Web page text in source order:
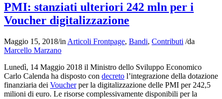
PMI: stanziati ulteriori 242 mln per i
Voucher digitalizzazione
Maggio 15, 2018/in Articoli Frontpage, Bandi, Contributi /da
Marcello Marzano
Lunedì, 14 Maggio 2018 il Ministro dello Sviluppo Economico
Carlo Calenda ha disposto con decreto l’integrazione della dotazione
finanziaria dei Voucherper la digitalizzazione delle PMI per 242,5
milioni di euro. Le risorse complessivamente disponibili per la